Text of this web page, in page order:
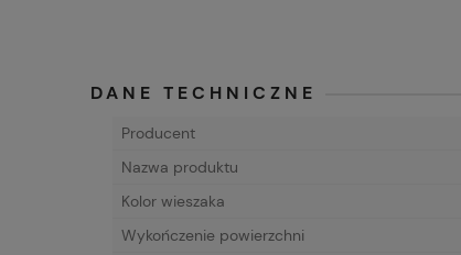
DANE TECHNICZNE
Producent
Nazwa produktu
Kolor wieszaka
Wykończenie powierzchni